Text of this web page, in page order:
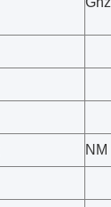
NM